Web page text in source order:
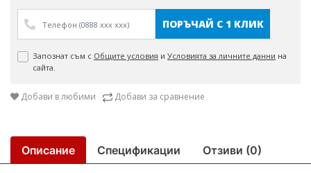
ПОРЪЧАЙ С 1 КЛИК
Запознат съм с Общите условия и Условията за личните данни на
сайта.
Добави в любими Добави за сравнение
Описание Спецификации Отзиви (0)